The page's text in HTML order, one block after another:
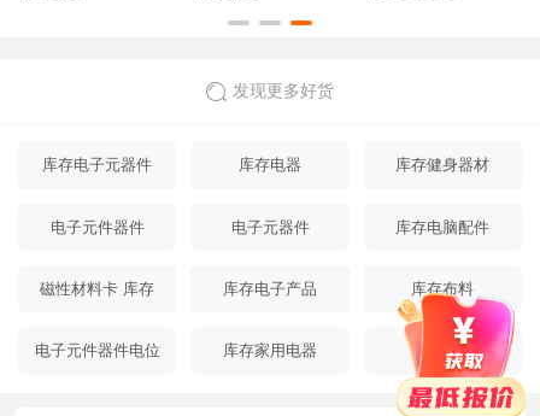
电箱电力监控装置
发现更多好货
库存电子元器件 库存电器 库存健身器材
电子元件器件 电子元器件 库存电脑配件
磁性材料卡 库存 库存电子产品 库存布料
电子元件器件电位 库存家用电器 电子元件